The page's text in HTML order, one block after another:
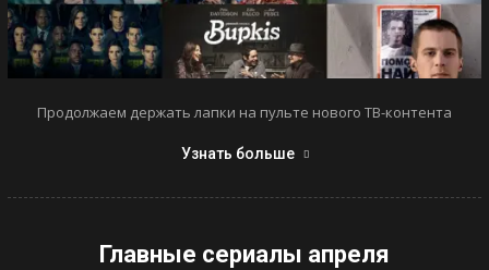
Продолжаем держать лапки на пульте нового ТВ-контента
Узнать больше
Главные сериалы апреля